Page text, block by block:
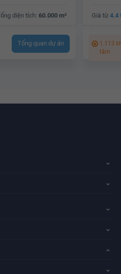
diện tích: 60.000 m²
Tổng quan dự án
Giá từ 4.4
1.113
tâm